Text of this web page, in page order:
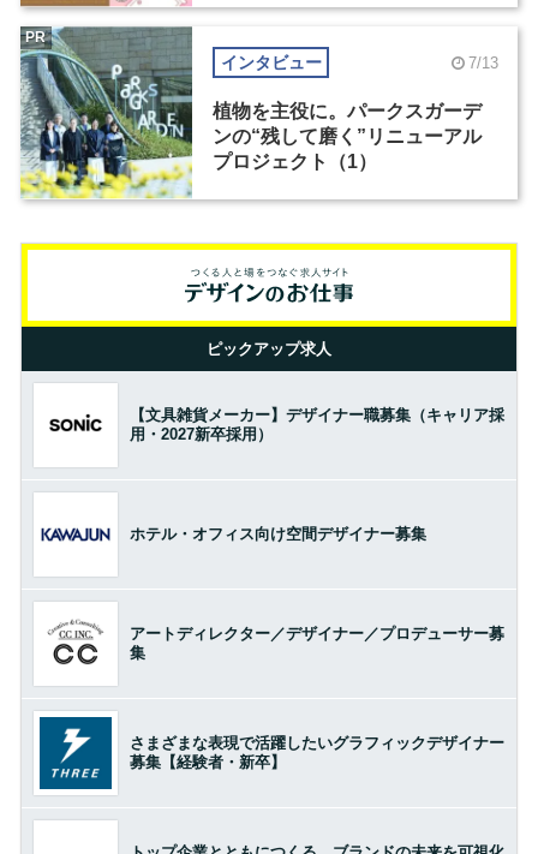
インタビュー 7/13
植物を主役に。パークスガーデ
ンの“残して磨く”リニューアル
プロジェクト（1）
PR
ピックアップ求人
【文具雑貨メーカー】デザイナー職募集（キャリア採
用・2027新卒採用）
ホテル・オフィス向け空間デザイナー募集
アートディレクター／デザイナー／プロデューサー募
集
さまざまな表現で活躍したいグラフィックデザイナー
募集【経験者・新卒】